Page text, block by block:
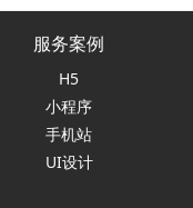
服务案例
H5
小程序
手机站
UI设计